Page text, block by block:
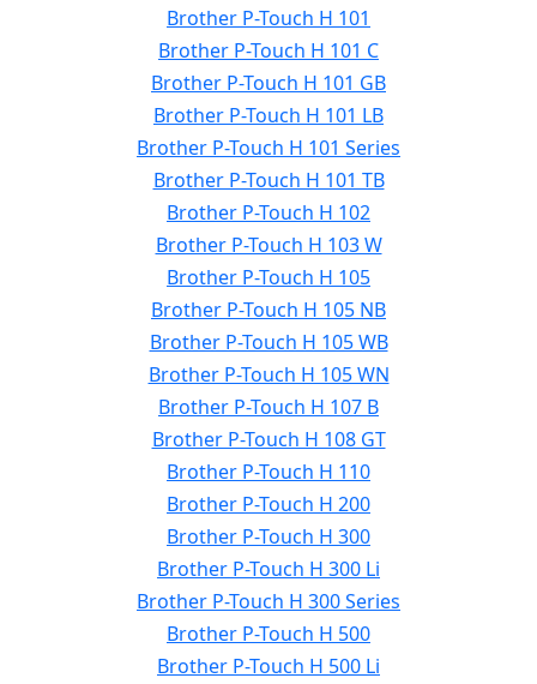
Brother P-Touch H 101
Brother P-Touch H 101 C
Brother P-Touch H 101 GB
Brother P-Touch H 101 LB
Brother P-Touch H 101 Series
Brother P-Touch H 101 TB
Brother P-Touch H 102
Brother P-Touch H 103 W
Brother P-Touch H 105
Brother P-Touch H 105 NB
Brother P-Touch H 105 WB
Brother P-Touch H 105 WN
Brother P-Touch H 107 B
Brother P-Touch H 108 GT
Brother P-Touch H 110
Brother P-Touch H 200
Brother P-Touch H 300
Brother P-Touch H 300 Li
Brother P-Touch H 300 Series
Brother P-Touch H 500
Brother P-Touch H 500 Li